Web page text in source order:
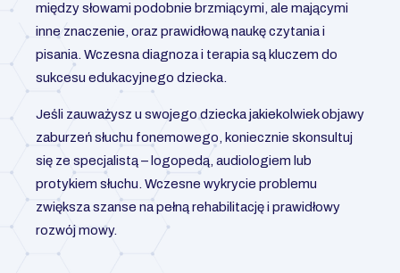
między słowami podobnie brzmiącymi, ale mającymi
inne znaczenie, oraz prawidłową naukę czytania i
pisania. Wczesna diagnoza i terapia są kluczem do
sukcesu edukacyjnego dziecka.
Jeśli zauważysz u swojego dziecka jakiekolwiek objawy
zaburzeń słuchu fonemowego, koniecznie skonsultuj
się ze specjalistą – logopedą, audiologiem lub
protykiem słuchu. Wczesne wykrycie problemu
zwiększa szanse na pełną rehabilitację i prawidłowy
rozwój mowy.